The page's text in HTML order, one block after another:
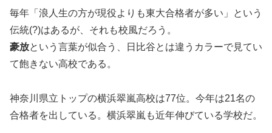
毎年「浪人生の方が現役よりも東大合格者が多い」という
伝統(?)はあるが、それも校風だろう。
豪放という言葉が似合う、日比谷とは違うカラーで見てい
て飽きない高校である。
神奈川県立トップの横浜翠嵐高校は77位。今年は21名の
合格者を出している。横浜翠嵐も近年伸びている学校だ。